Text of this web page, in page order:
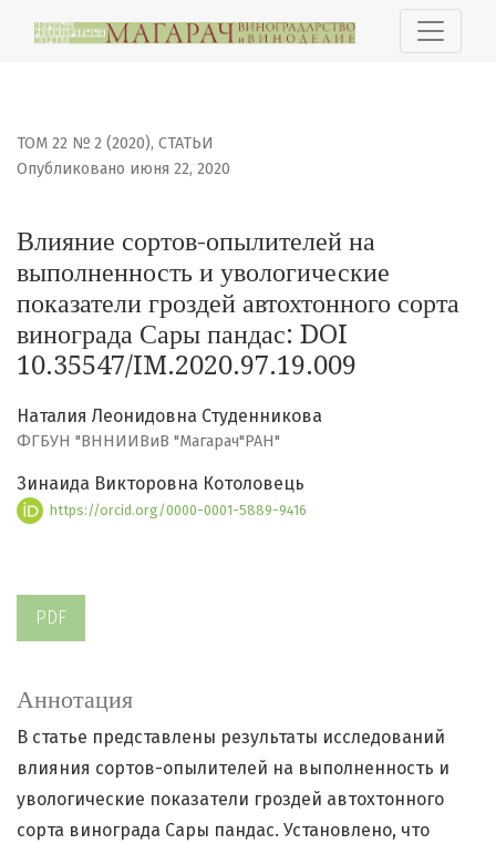
Влияние сортов-опылителей на выполненность и
ТОМ 22 № 2 (2020), СТАТЬИ
Влияние сортов-опылителей на
выполненность и увологические
показатели гроздей автохтонного сорта
винограда Сары пандас: DOI
10.35547/IM.2020.97.19.009
Опубликовано июня 22, 2020
Наталия Леонидовна Студенникова
ФГБУН "ВННИИВиВ "Магарач"РАН"
Зинаида Викторовна Котоловець
https://orcid.org/0000-0001-5889-9416
PDF
Аннотация
В статье представлены результаты исследований
влияния сортов-опылителей на выполненность и
увологические показатели гроздей автохтонного
сорта винограда Сары пандас. Установлено, что